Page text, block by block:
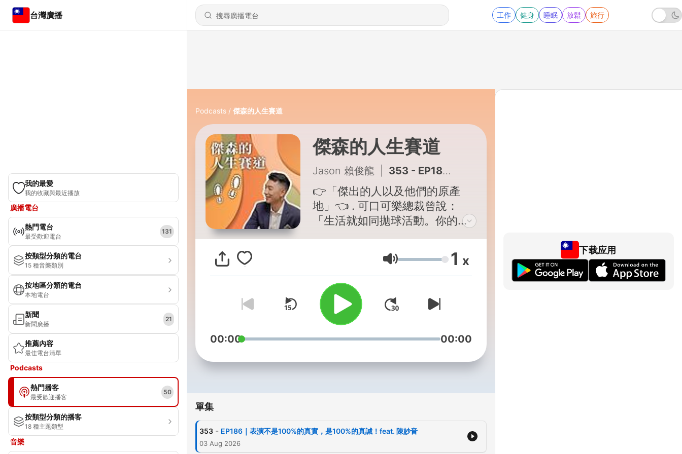
台灣廣播 工作 健身 睡眠 放鬆 旅行
我的最愛
我的收藏與最近播放
廣播電台
熱門電台
最受歡迎電台
131
按類型分類的電台
15 種音樂類別
按地區分類的電台
本地電台
新聞
新聞廣播
21
推薦內容
最佳電台清單
Podcasts
熱門播客
最受歡迎播客
50
按類型分類的播客
18 種主題類型
音樂
Podcasts 傑森的人生賽道
傑森的人生賽道
Jason 賴俊龍 353 - EP186｜表演不是100%的真實，是100%的真誠！feat. 陳妙音
👉「傑出的人以及他們的原產
地」👈 . 可口可樂總裁曾說：
「生活就如同拋球活動。你的雙
庭』、『健康』、『朋友』與
『精神生活』五顆球，並且不可
的人，都是怎麼拋擲這五顆球的
呢？ . 主持人 Jason 賴俊龍以運
動鮮為人知，從滑雪、三鐵、瑜
珈，到自由潛水樣樣精通，也主
真正本業是一位創業家，經營無
讓人生的每一顆球都能拋的好，
音量 1 x
00:00 00:00
單集
353 - EP186｜表演不是100%的真實，是100%的真誠！feat. 陳妙音
03 Aug 2026
下载应用